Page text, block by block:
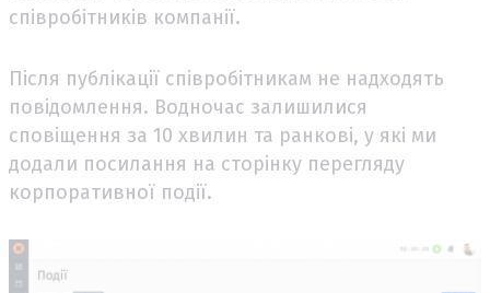
співробітників компанії.
Після публікації співробітникам не надходять
повідомлення. Водночас залишилися
сповіщення за 10 хвилин та ранкові, у які ми
додали посилання на сторінку перегляду
корпоративної події.